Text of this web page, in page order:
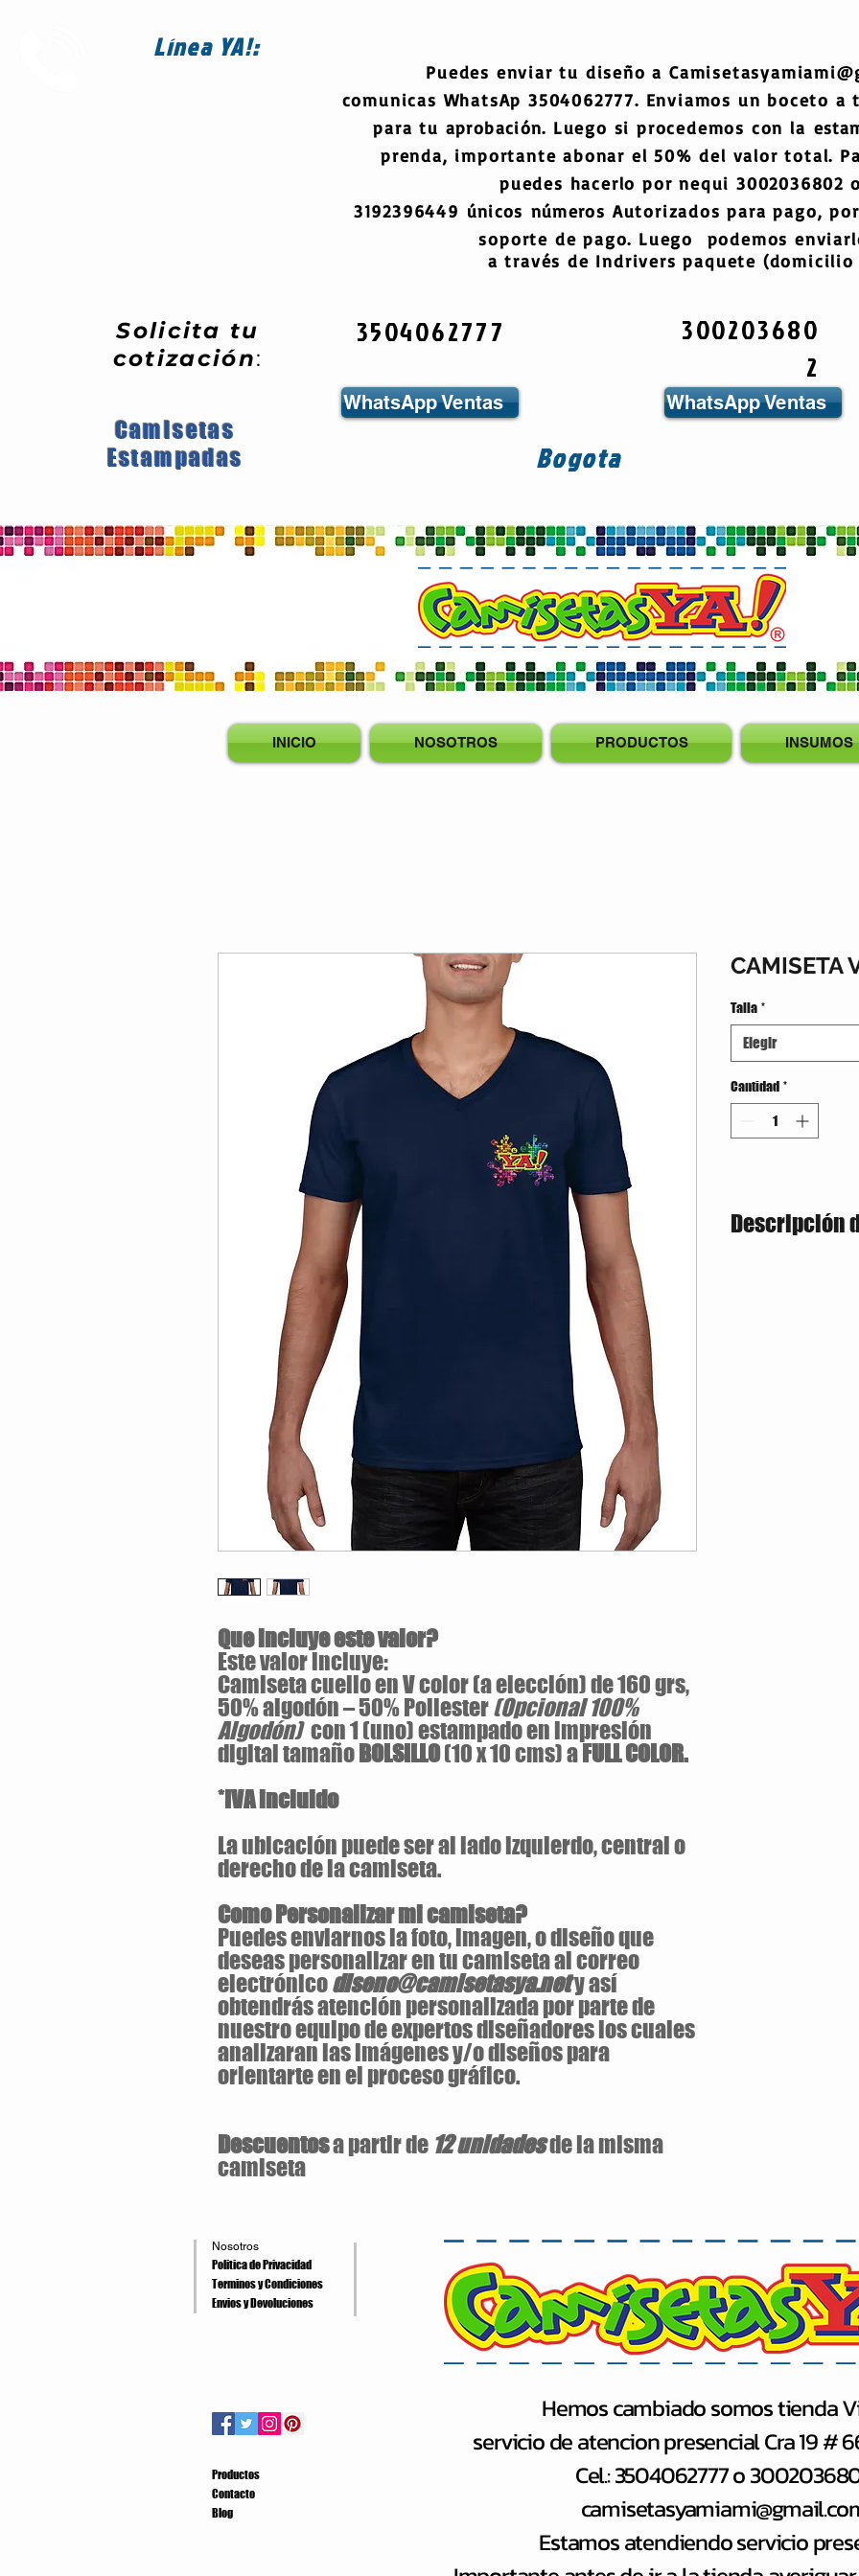
LíneaYA!:
Solicita tu
cotización:
Camisetas
Estampadas
Puedes enviar tu diseño a
comunicas WhatsAp 3504062777. Enviamos un boceto
para tu aprobación. Luego si procedemos con la
prenda, importante abonar el 50% del valor total.
puedes hacerlo por nequi 3002036802
3192396449 únicos números Autorizados para pago,
soporte de pago. Luego podemos
a través de Indrivers paquete (domicilio
3504062777
WhatsApp Ventas
Bogota
300203680
2
WhatsApp Ventas
INICIO NOSOTROS PRODUCTOS INSUMOS
Que incluye este valor?
Este valor incluye:
Camiseta cuello en V color (a elección) de 160 grs,
50% algodón – 50% Poliester(Opcional 100%
Algodón)con 1 (uno) estampado en impresión
digital tamaño BOLSILLO(10 x 10 cms) a FULL COLOR.
*IVA incluido
La ubicación puede ser al lado izquierdo, central o
derecho de la camiseta.
Como Personalizar mi camiseta?
Puedes enviarnos la foto, imagen, o diseño que
deseas personalizar en tu camiseta al correo
electrónicodiseno@camisetasya.nety así
obtendrás atención personalizada por parte de
nuestro equipo de expertos diseñadores los cuales
analizaran las imágenes y/o diseños para
orientarte en el proceso gráfico.
Descuentosa partir de 12 unidadesde la misma
camiseta
CAMISETA
Talla *
Elegir
Cantidad *
Descripción
160 gramos / 50%
Nosotros
Politica de Privacidad
Terminos y Condiciones
Envios y Devoluciones
Productos
Contacto
Blog
Hemos cambiado somos tienda
servicio de atencion presencial Cra 19 #
Cel.: 3504062777 o
Estamos atendiendo servicio